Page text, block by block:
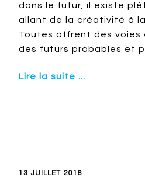
dans le futur, il existe
allant de la créativité à
Toutes offrent des
des futurs probables et
Lire la suite ...
13 JUILLET 2016